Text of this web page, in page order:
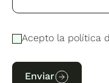
Acepto la política
Enviar